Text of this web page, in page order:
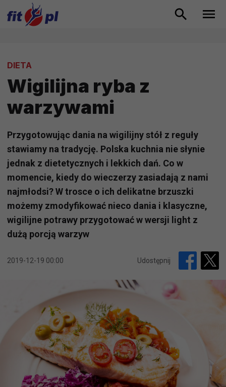
DIETA
Wigilijna ryba z
warzywami
Przygotowując dania na wigilijny stół z reguły
stawiamy na tradycję. Polska kuchnia nie słynie
jednak z dietetycznych i lekkich dań. Co w
momencie, kiedy do wieczerzy zasiadają z nami
najmłodsi? W trosce o ich delikatne brzuszki
możemy zmodyfikować nieco dania i klasyczne,
wigilijne potrawy przygotować w wersji light z
dużą porcją warzyw
2019-12-19 00:00 Udostępnij